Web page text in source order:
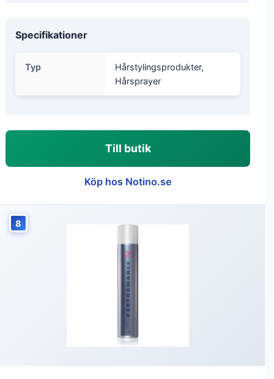
Specifikationer
Typ
Hårstylingsprodukter,
Hårsprayer
Till butik
Köp hos Notino.se
8